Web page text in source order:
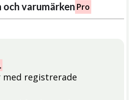
varumärken Pro
med registrerade